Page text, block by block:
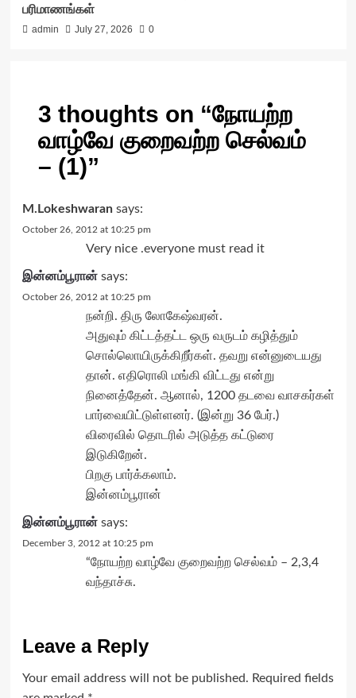
பரிமாணங்கள்
admin July 27, 2026 0
3 thoughts on “நோயற்ற
வாழ்வே குறைவற்ற செல்வம்
– (1)”
M.Lokeshwaran says:
October 26, 2012 at 10:25 pm
Very nice .everyone must read it
இன்னம்பூரான் says:
October 26, 2012 at 10:25 pm
நன்றி. திரு லோகேஷ்வரன்.
அதுவும் கிட்டத்தட்ட ஒரு வருடம் கழித்தும்
சொல்லொயிருக்கிறீர்கள். தவறு என்னுடையது
தான். எதிரொலி மங்கி விட்டது என்று
நினைத்தேன். ஆனால், 1200 தடவை வாசகர்கள்
பார்வையிட்டுள்ளனர். (இன்று 36 பேர்.)
விரைவில் தொடரில் அடுத்த கட்டுரை
இடுகிறேன்.
பிறகு பார்க்கலாம்.
இன்னம்பூரான்
இன்னம்பூரான் says:
December 3, 2012 at 10:25 pm
“நோயற்ற வாழ்வே குறைவற்ற செல்வம் – 2,3,4
வந்தாச்சு.
Leave a Reply
Your email address will not be published. Required fields